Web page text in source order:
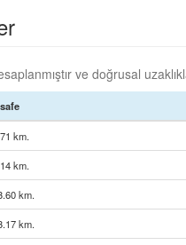
ve doğrusal
km.
km.
km.
km.